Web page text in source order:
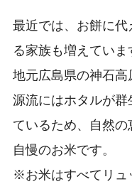
最近では、お餅に
る家族も増えていま
地元広島県の神石高
源流にはホタルが
ているため、自然
自慢のお米です。
※お米はすべてリュ